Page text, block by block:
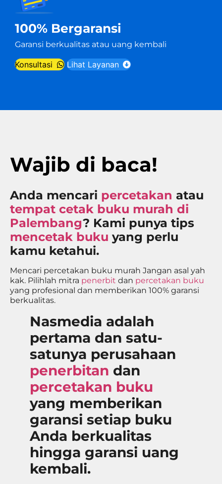
100% Bergaransi
Garansi berkualitas atau uang kembali
Konsultasi Lihat Layanan
Wajib di baca!
Anda mencari percetakan atau
tempat cetak buku murah di
Palembang? Kami punya tips
mencetak buku yang perlu
kamu ketahui.
Mencari percetakan buku murah Jangan asal yah
kak. Pilihlah mitra penerbit dan percetakan buku
yang profesional dan memberikan 100% garansi
berkualitas.
Nasmedia adalah
pertama dan satu-
satunya perusahaan
penerbitan dan
percetakan buku
yang memberikan
garansi setiap buku
Anda berkualitas
hingga garansi uang
kembali.